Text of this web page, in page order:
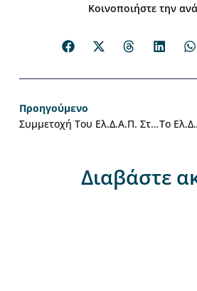
Κοινοποιήστε την
Προηγούμενο
Συμμετοχή Του Ελ.Δ.Α.Π. Στο Συνέδριο «Αττική 2026: Κλιματική Ανθεκτικότητα» Στο Επίκεντρο Η Ανταλλαγή Καλών Πρακτικών, Η Εκπαίδευση Και Η Ενδυνάμωση Των Τοπικών Κοινοτήτων
Διαβάστε